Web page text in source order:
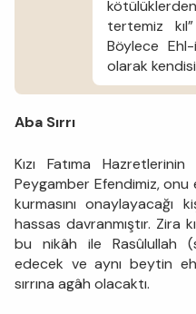
tertemiz
Böylece
olarak
Aba Sırrı
Kızı Fatıma
Peygamber Efendimiz,
kurmasını
hassas davranmıştır. Zira
bu nikâh ile Rasûlullah
edecek ve aynı beytin
sırrına agâh olacaktı.